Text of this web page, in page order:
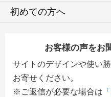
初めての方へ
お客様の声をお
サイトのデザインや使い
お寄せください。
※ご返信が必要な場合は